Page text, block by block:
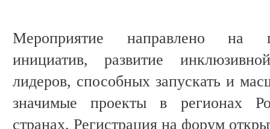
Мероприятие направлено на
инициатив, развитие
лидеров, способных запускать и
значимые проекты в регионах
странах. Регистрация на форум